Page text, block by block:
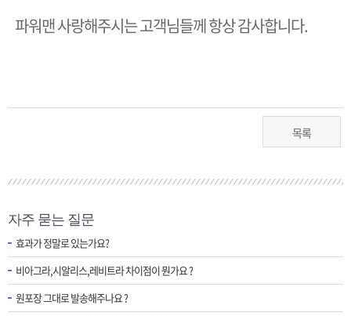
파워맨 사랑해주시는 고객님들께 항상 감사합니다.
목록
자주 묻는 질문
효과가 정말로 있는가요?
비아그라,시알리스,레비트라 차이점이 뭔가요 ?
원포장 그대로 발송해주나요 ?